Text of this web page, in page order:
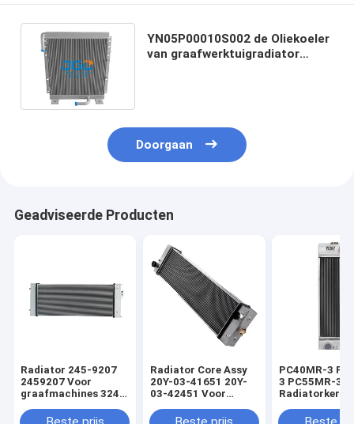
YN05P00010S002 de Oliekoeler
van graafwerktuigradiator
Doorgaan
Geadviseerde Producten
Radiator 245-9207
2459207 Voor
graafmachines 324D
324D
Radiator Core Assy
20Y-03-41651 20Y-
03-42451 Voor
PC200-8 PC200LC-8
PC40MR-3
3 PC55MR-3
Radiatorkern
03-31330